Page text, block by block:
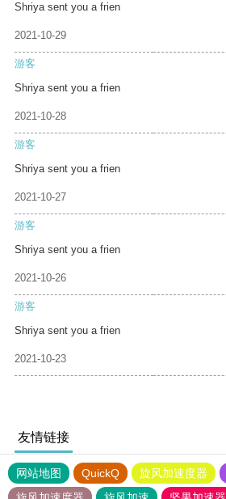
Shriya sent you a frien
2021-10-29
游客
Shriya sent you a frien
2021-10-28
游客
Shriya sent you a frien
2021-10-27
游客
Shriya sent you a frien
2021-10-26
游客
Shriya sent you a frien
2021-10-23
友情链接
网站地图 QuickQ 旋风加速度器